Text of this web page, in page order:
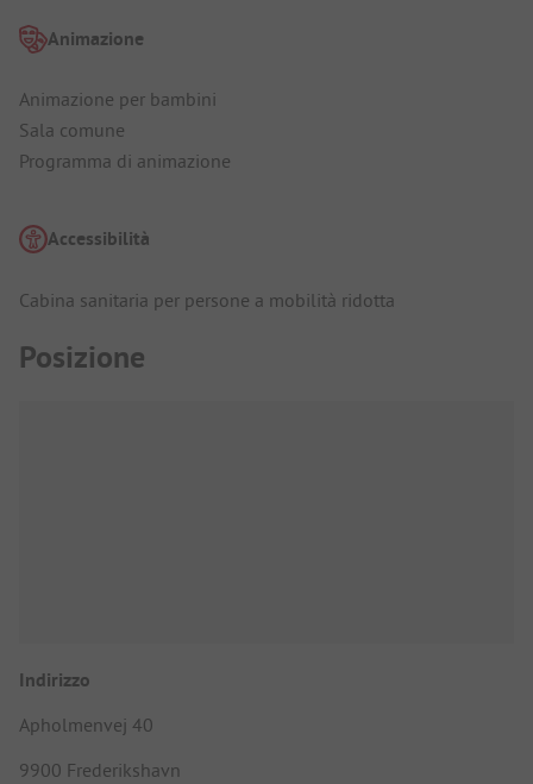
Animazione
Animazione per bambini
Sala comune
Programma di animazione
Accessibilità
Cabina sanitaria per persone a mobilità ridotta
Posizione
Indirizzo
Apholmenvej 40
9900 Frederikshavn